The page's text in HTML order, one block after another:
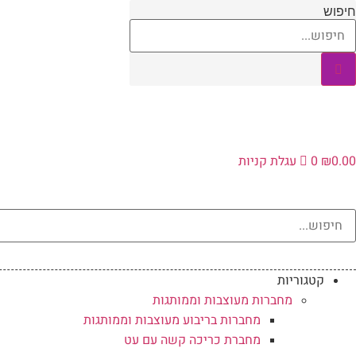
דלג
לתוכן
חיפוש
₪0.00
0 עגלת קניות
קטגוריות
מחברות מעוצבות וממותגות
מחברות בריבוע מעוצבות וממותגות
מחברת כריכה קשה עם עט